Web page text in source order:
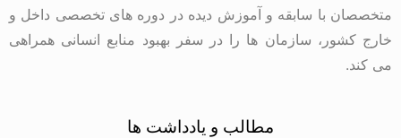
با سابقه و آموزش دیده در دوره های تخصصی داخل و
سازمان ها را در سفر بهبود منابع انسانی همراهی
مطالب و یادداشت ها